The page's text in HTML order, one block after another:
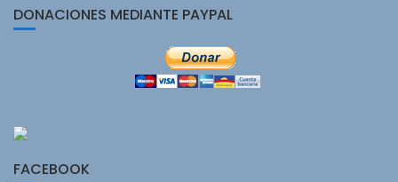
DONACIONES MEDIANTE PAYPAL
FACEBOOK